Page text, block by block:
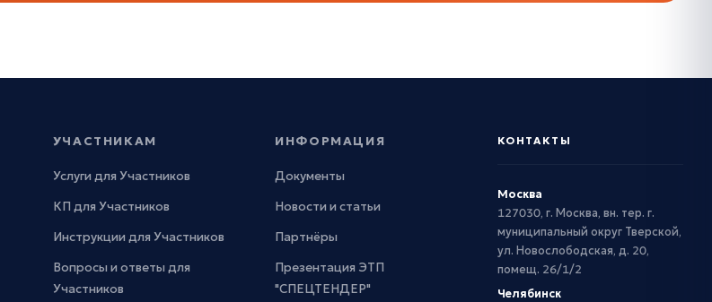
УЧАСТНИКАМ
Услуги для Участников
КП для Участников
Инструкции для Участников
Вопросы и ответы для
Участников
ИНФОРМАЦИЯ
Документы
Новости и статьи
Партнёры
Презентация ЭТП
"СПЕЦТЕНДЕР"
КОНТАКТЫ
Москва
127030, г. Москва, вн. тер. г.
муниципальный округ Тверской,
ул. Новослободская, д. 20,
помещ. 26/1/2
Челябинск